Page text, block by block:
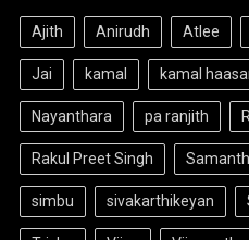
Ajith Anirudh Atlee
Jai kamal kamal
Nayanthara pa ranjith
Rakul Preet Singh
simbu sivakarthikeyan